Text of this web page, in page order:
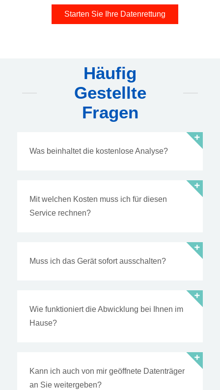
Starten Sie Ihre Datenrettung
Häufig
Gestellte
Fragen
Was beinhaltet die kostenlose Analyse?
Mit welchen Kosten muss ich für diesen
Service rechnen?
Muss ich das Gerät sofort ausschalten?
Wie funktioniert die Abwicklung bei Ihnen im
Hause?
Kann ich auch von mir geöffnete Datenträger
an Sie weitergeben?